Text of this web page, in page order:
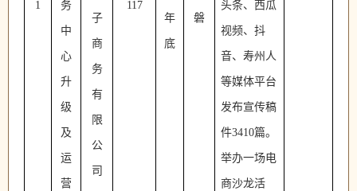
1 务
中
心
升
级
及
运
营
子
商
务
有
限
公
司
117
年
底
磐
头条、西瓜
视频、抖
音、寿州人
等媒体平台
发布宣传稿
件3410篇。
举办一场电
商沙龙活